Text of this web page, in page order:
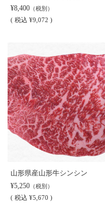
¥8,400 （税別）
( 税込 ¥9,072 )
山形県産山形牛シンシン
¥5,250 （税別）
( 税込 ¥5,670 )